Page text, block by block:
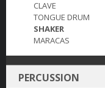
CLAVE
TONGUE DRUM
SHAKER
MARACAS
PERCUSSION